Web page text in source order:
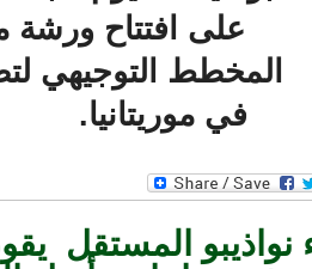
على افتتاح
المخطط التوجيهي
في موريتانيا.
المستقل يقوم